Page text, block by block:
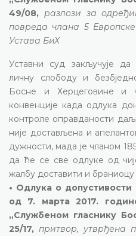
49/08, разлози за
повреда члана 5
Устава БиХ
Уставни суд закључује
личну слободу и
Босне и Херцеговине и
конвенције када одлука
контроле оправданости
није достављена и
дужности, мада је чланом
да ће се све одлуке од
жалбу доставити и
• Одлука о
од 7. марта 2017.
„Службеном гласнику
25/17, притвор, утврђена